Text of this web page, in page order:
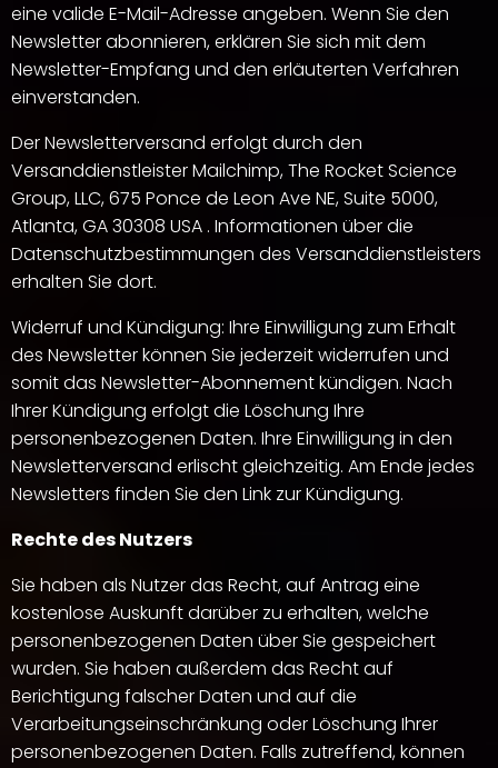
eine valide E-Mail-Adresse angeben. Wenn Sie den
Newsletter abonnieren, erklären Sie sich mit dem
Newsletter-Empfang und den erläuterten Verfahren
einverstanden.
Der Newsletterversand erfolgt durch den
Versanddienstleister Mailchimp, The Rocket Science
Group, LLC, 675 Ponce de Leon Ave NE, Suite 5000,
Atlanta, GA 30308 USA . Informationen über die
Datenschutzbestimmungen des Versanddienstleisters
erhalten Sie dort.
Widerruf und Kündigung: Ihre Einwilligung zum Erhalt
des Newsletter können Sie jederzeit widerrufen und
somit das Newsletter-Abonnement kündigen. Nach
Ihrer Kündigung erfolgt die Löschung Ihre
personenbezogenen Daten. Ihre Einwilligung in den
Newsletterversand erlischt gleichzeitig. Am Ende jedes
Newsletters finden Sie den Link zur Kündigung.
Rechte des Nutzers
Sie haben als Nutzer das Recht, auf Antrag eine
kostenlose Auskunft darüber zu erhalten, welche
personenbezogenen Daten über Sie gespeichert
wurden. Sie haben außerdem das Recht auf
Berichtigung falscher Daten und auf die
Verarbeitungseinschränkung oder Löschung Ihrer
personenbezogenen Daten. Falls zutreffend, können